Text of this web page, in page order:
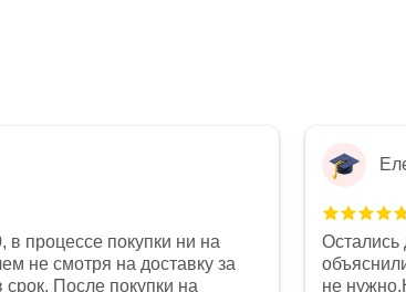
в процессе покупки ни на
не смотря на доставку за
После покупки на
Остались
не